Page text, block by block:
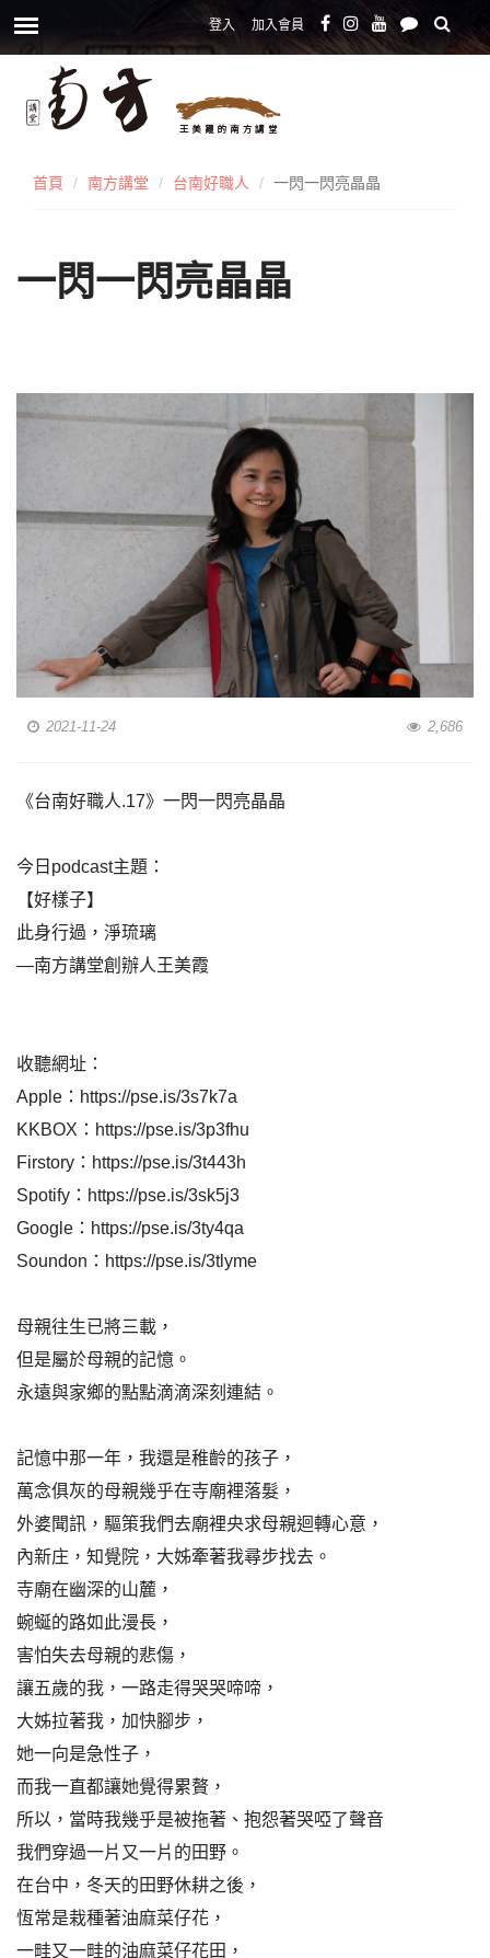
登入 加入會員
首頁 南方講堂 台南好職人 一閃一閃亮晶晶
一閃一閃亮晶晶
2021-11-24 2,686
《台南好職人.17》一閃一閃亮晶晶
今日podcast主題：
【好樣子】
此身行過，淨琉璃
—南方講堂創辦人王美霞
收聽網址：
Apple：https://pse.is/3s7k7a
KKBOX：https://pse.is/3p3fhu
Firstory：https://pse.is/3t443h
Spotify：https://pse.is/3sk5j3
Google：https://pse.is/3ty4qa
Soundon：https://pse.is/3tlyme
母親往生已將三載，
但是屬於母親的記憶。
永遠與家鄉的點點滴滴深刻連結。
記憶中那一年，我還是稚齡的孩子，
萬念俱灰的母親幾乎在寺廟裡落髮，
外婆聞訊，驅策我們去廟裡央求母親迴轉心意，
內新庄，知覺院，大姊牽著我尋步找去。
寺廟在幽深的山麓，
蜿蜒的路如此漫長，
害怕失去母親的悲傷，
讓五歲的我，一路走得哭哭啼啼，
大姊拉著我，加快腳步，
她一向是急性子，
而我一直都讓她覺得累贅，
所以，當時我幾乎是被拖著、抱怨著哭啞了聲音
我們穿過一片又一片的田野。
在台中，冬天的田野休耕之後，
恆常是栽種著油麻菜仔花，
一畦又一畦的油麻菜仔花田，